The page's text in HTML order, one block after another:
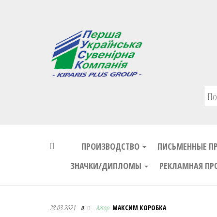
Первая Украинская Сувенирная
ПРОИЗВОДСТВО ПИСЬМЕННЫЕ
ЗНАЧКИ/ДИПЛОМЫ
РЕКЛАМНАЯ
Первая Украинская Сувенирная
28.03.2021 0 Автор МАКСИМ КОРОБКА